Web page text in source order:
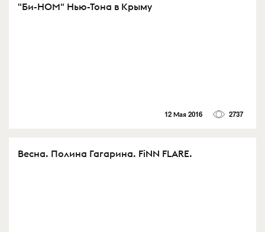
"Би-НОМ" Нью-Тона в Крыму
12 Мая 2016 2737
Весна. Полина Гагарина. FiNN FLARE.